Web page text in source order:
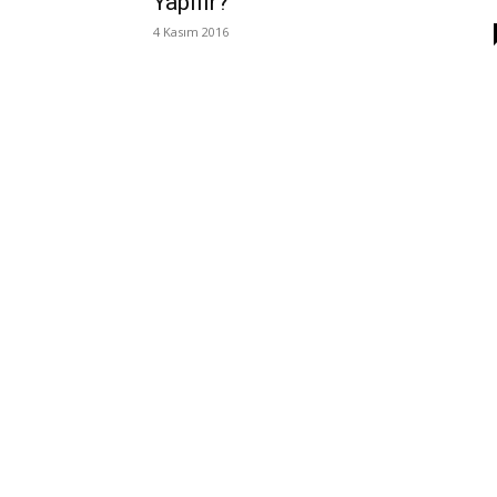
4 Kasım 2016